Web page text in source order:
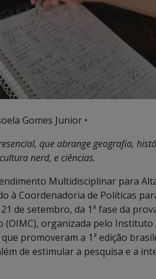
Gomes Junior •
que abrange geografia,
nerd, e ciências.
Multidisciplinar para
à Coordenadoria de Políticas
de setembro, da 1ª fase da
organizada pelo Instituto
promoveram a 1ª edição
de estimular a pesquisa e a